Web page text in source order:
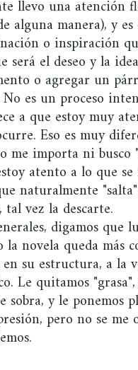
llevo una atención
alguna manera), y es
o inspiración
será el deseo y la
o agregar un
es un proceso
a que estoy muy
Eso es muy
me importa ni busco
atento a lo que
naturalmente
vez la descarte.
digamos que
la novela queda más
su estructura, a la
Le quitamos
y le ponemos
pero no se me